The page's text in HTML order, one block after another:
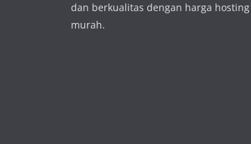
dan berkualitas dengan harga
murah.